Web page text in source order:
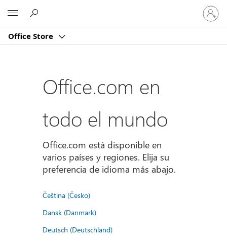
Office Store
Iniciar
sesión
en
cuenta
Office.com en
todo el mundo
Office.com está disponible en
varios países y regiones. Elija su
preferencia de idioma más abajo.
Čeština (Česko)
Dansk (Danmark)
Deutsch (Deutschland)